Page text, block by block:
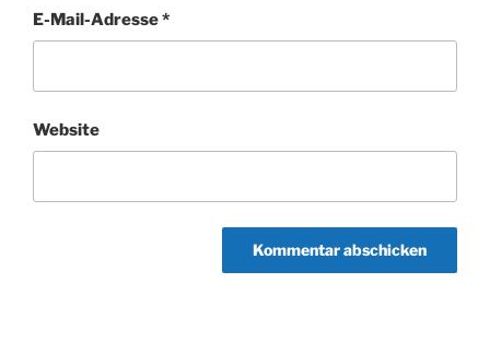
E-Mail-Adresse*
Website